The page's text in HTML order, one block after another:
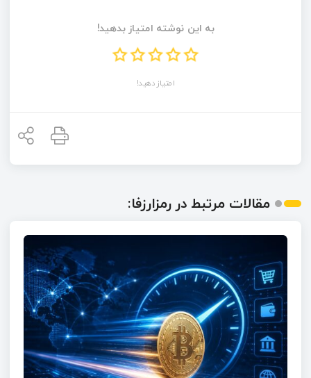
به این نوشته امتیاز بدهید!
امتیاز دهید!
مقالات مرتبط در رمزارزفا: